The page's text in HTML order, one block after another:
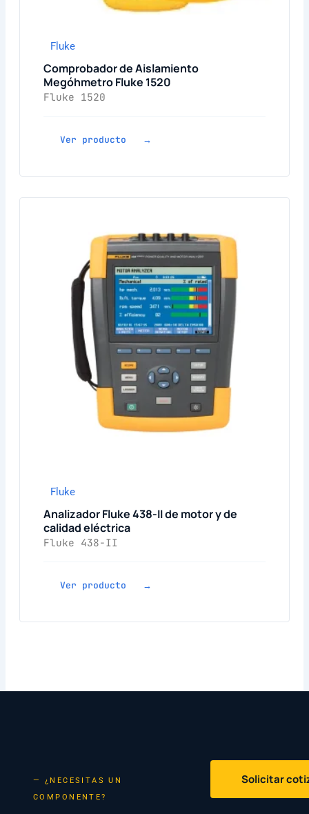
Fluke
Comprobador de Aislamiento
Megóhmetro Fluke 1520
Fluke 1520
Ver producto →
Fluke
Analizador Fluke 438-II de motor y de
calidad eléctrica
Fluke 438-II
Ver producto →
— ¿NECESITAS UN
COMPONENTE?
Solicitar